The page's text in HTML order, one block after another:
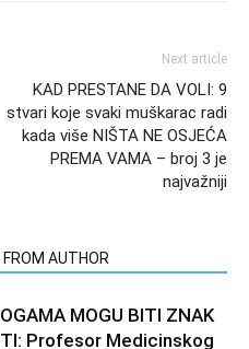
Next article
KAD PRESTANE DA VOLI: 9
stvari koje svaki muškarac radi
kada više NIŠTA NE OSJEĆA
PREMA VAMA – broj 3 je
najvažniji
FROM AUTHOR
MOGU BITI ZNAK
Profesor Medicinskog